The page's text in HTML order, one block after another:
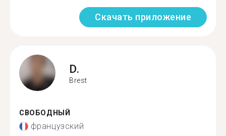
Скачать приложение
D.
Brest
СВОБОДНЫЙ
французский